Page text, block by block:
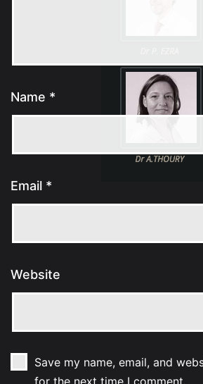
Name *
Email *
Website
Save my name, email, and
for the next time I comment.